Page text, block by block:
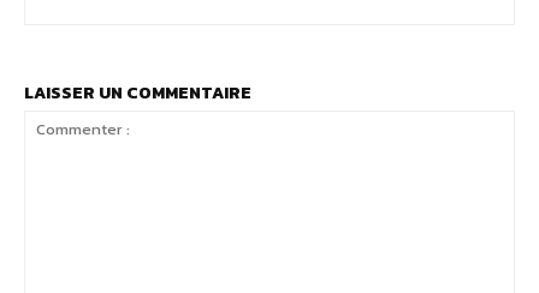
LAISSER UN COMMENTAIRE